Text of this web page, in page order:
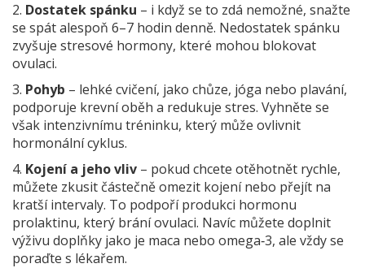
2. Dostatek spánku – i když se to zdá nemožné, snažte
se spát alespoň 6–7 hodin denně. Nedostatek spánku
zvyšuje stresové hormony, které mohou blokovat
ovulaci.
3. Pohyb – lehké cvičení, jako chůze, jóga nebo plavání,
podporuje krevní oběh a redukuje stres. Vyhněte se
však intenzivnímu tréninku, který může ovlivnit
hormonální cyklus.
4. Kojení a jeho vliv – pokud chcete otěhotnět rychle,
můžete zkusit částečně omezit kojení nebo přejít na
kratší intervaly. To podpoří produkci hormonu
prolaktinu, který brání ovulaci. Navíc můžete doplnit
výživu doplňky jako je maca nebo omega‑3, ale vždy se
poraďte s lékařem.